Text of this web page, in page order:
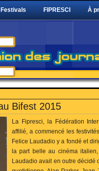
Festivals FIPRESCI À
Bifest 2015
La Fipresci, la Fédération
affilié, a commencé les
Felice Laudadio y a fondé et
la part belle au cinéma
Laudadio avait en outre décidé